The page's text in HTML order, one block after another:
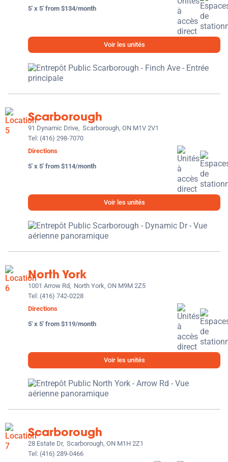
5' x 5' from $134/month
Voir les unités
Scarborough
91 Dynamic Drive, Scarborough, ON M1V 2V1
Tel: (416) 298-7070
Directions
5' x 5' from $114/month
Voir les unités
North York
1001 Arrow Rd, North York, ON M9M 2Z5
Tel: (416) 742-0228
Directions
5' x 5' from $119/month
Voir les unités
Scarborough
28 Estate Dr, Scarborough, ON M1H 2Z1
Tel: (416) 289-0466